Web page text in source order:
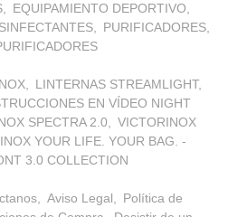
EQUIPAMIENTO DEPORTIVO
PURIFICADORES
LINTERNAS STREAMLIGHT
EN VÍDEO NIGHT
SPECTRA 2.0
VICTORINOX
YOUR LIFE. YOUR BAG. -
3.0 COLLECTION
Aviso Legal
Política de